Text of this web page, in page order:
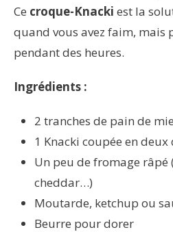
Ce croque-Knacki est la
quand vous avez faim, mais
pendant des heures.
Ingrédients :
2 tranches de pain de mie
1 Knacki coupée en
Un peu de fromage râpé
cheddar…)
Moutarde, ketchup ou
Beurre pour dorer